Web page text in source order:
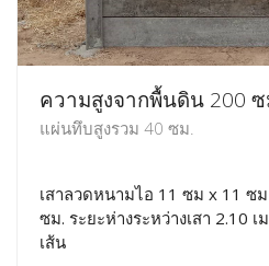
ความสูงจากพื้นดิน 200 ซ
แผ่นทึบสูงรวม 40 ซม.
เสาลวดหนามไอ 11 ซม x 11 ซ
ซม. ระยะห่างระหว่างเสา 2.10
เส้น